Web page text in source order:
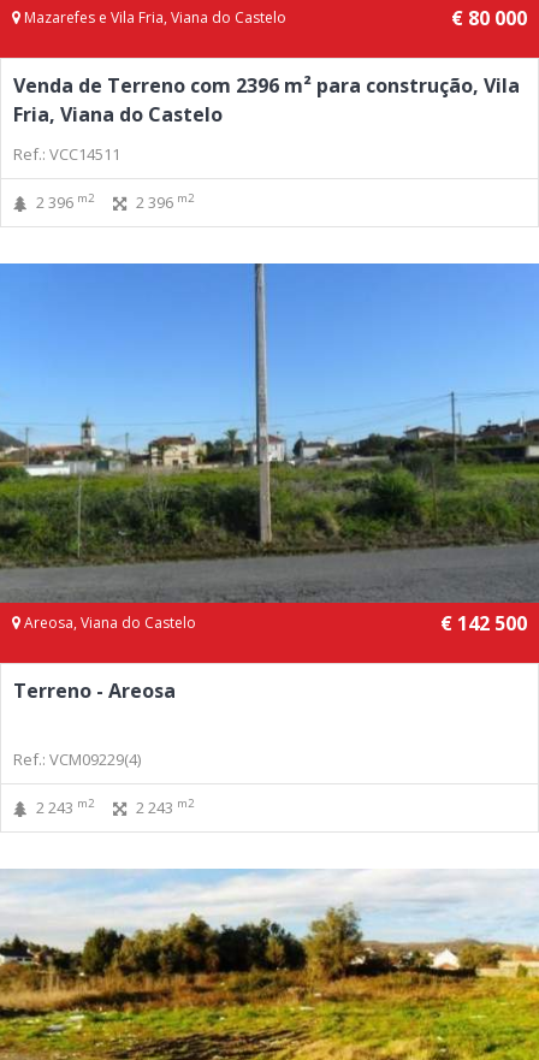
Mazarefes e Vila Fria, Viana do Castelo € 80 000
Venda de Terreno com 2396 m² para construção, Vila
Fria, Viana do Castelo
Ref.: VCC14511
2 396 m2 2 396 m2
Areosa, Viana do Castelo € 142 500
Terreno - Areosa
Ref.: VCM09229(4)
2 243 m2 2 243 m2